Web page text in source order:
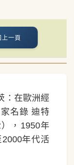
上一頁
：在歐洲經
名錄 迪特
，1950年
年代活